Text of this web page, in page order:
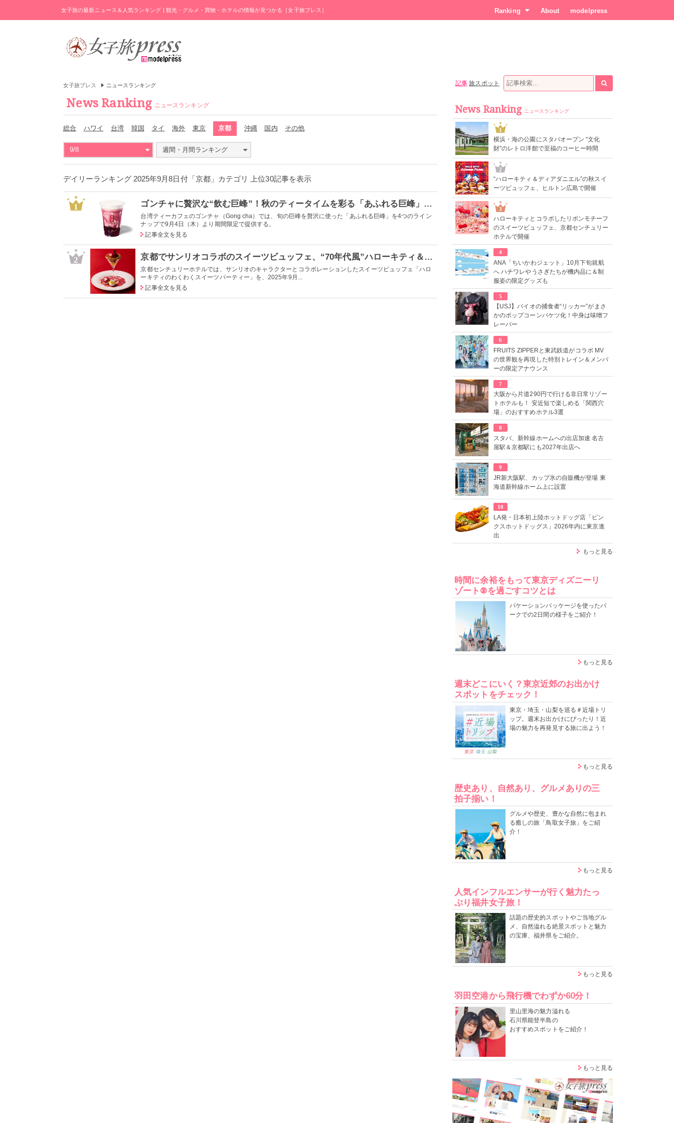
女子旅の最新ニュース＆人気ランキング | 観光・グルメ・買物・ホテルの情報が見つかる［女子旅プレス］ Ranking About modelpress
女子旅プレス ニュースランキング
News Ranking ニュースランキング
総合 ハワイ 台湾 韓国 タイ 海外 東京 京都 沖縄 国内 その他
9/8 週間・月間ランキング
デイリーランキング 2025年9月8日付「京都」カテゴリ 上位30記事を表示
1 ゴンチャに贅沢な“飲む巨峰”！秋のティータイムを彩る「あふれる巨峰」シリーズ登場
台湾ティーカフェのゴンチャ（Gong cha）では、旬の巨峰を贅沢に使った「あふれる巨峰」を4つのライン
ナップで9月4日（木）より期間限定で提供する。
記事全文を見る
2 京都でサンリオコラボのスイーツビュッフェ、“70年代風”ハローキティ＆ミミィのパッチワークケーキなど
京都センチュリーホテルでは、サンリオのキャラクターとコラボレーションしたスイーツビュッフェ「ハロ
ーキティのわくわくスイーツパーティー」を、2025年9月...
記事全文を見る
記事 旅スポット
News Ranking ニュースランキング
1
横浜・海の公園にスタバオープン “文化
財”のレトロ洋館で至福のコーヒー時間
2
“ハローキティ＆ディアダニエル”の秋スイ
ーツビュッフェ、ヒルトン広島で開催
3
ハローキティとコラボしたリボンモチーフ
のスイーツビュッフェ、京都センチュリー
ホテルで開催
4
ANA「ちいかわジェット」10月下旬就航
へ ハチワレやうさぎたちが機内品に＆制
服姿の限定グッズも
5
【USJ】バイオの捕食者“リッカー”がまさ
かのポップコーンバケツ化！中身は味噌フ
レーバー
6
FRUITS ZIPPERと東武鉄道がコラボ MV
の世界観を再現した特別トレイン＆メンバ
ーの限定アナウンス
7
大阪から片道290円で行ける非日常リゾー
トホテルも！ 安近短で楽しめる「関西穴
場」のおすすめホテル3選
8
スタバ、新幹線ホームへの出店加速 名古
屋駅＆京都駅にも2027年出店へ
9
JR新大阪駅、カップ氷の自販機が登場 東
海道新幹線ホーム上に設置
10
LA発・日本初上陸ホットドッグ店「ピン
クスホットドッグス」2026年内に東京進
出
もっと見る
時間に余裕をもって東京ディズニーリ
ゾート®を過ごすコツとは
バケーションパッケージを使ったパ
ークでの2日間の様子をご紹介！
もっと見る
週末どこにいく？東京近郊のお出かけ
スポットをチェック！
東京・埼玉・山梨を巡る＃近場トリ
ップ。週末お出かけにぴったり！近
場の魅力を再発見する旅に出よう！
もっと見る
歴史あり、自然あり、グルメありの三
拍子揃い！
グルメや歴史、豊かな自然に包まれ
る癒しの旅「鳥取女子旅」をご紹
介！
もっと見る
人気インフルエンサーが行く魅力たっ
ぷり福井女子旅！
話題の歴史的スポットやご当地グル
メ、自然溢れる絶景スポットと魅力
の宝庫、福井県をご紹介。
もっと見る
羽田空港から飛行機でわずか60分！
里山里海の魅力溢れる
石川県能登半島の
おすすめスポットをご紹介！
もっと見る